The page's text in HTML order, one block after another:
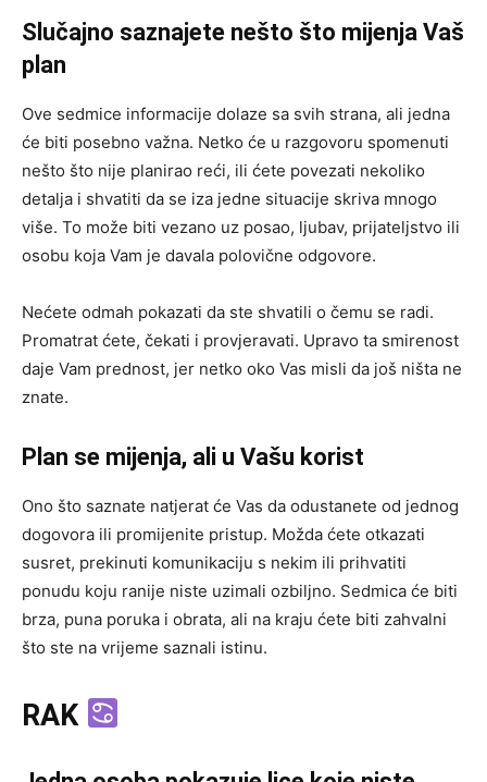
Slučajno saznajete nešto što mijenja Vaš
plan
Ove sedmice informacije dolaze sa svih strana, ali jedna
će biti posebno važna. Netko će u razgovoru spomenuti
nešto što nije planirao reći, ili ćete povezati nekoliko
detalja i shvatiti da se iza jedne situacije skriva mnogo
više. To može biti vezano uz posao, ljubav, prijateljstvo ili
osobu koja Vam je davala polovične odgovore.
Nećete odmah pokazati da ste shvatili o čemu se radi.
Promatrat ćete, čekati i provjeravati. Upravo ta smirenost
daje Vam prednost, jer netko oko Vas misli da još ništa ne
znate.
Plan se mijenja, ali u Vašu korist
Ono što saznate natjerat će Vas da odustanete od jednog
dogovora ili promijenite pristup. Možda ćete otkazati
susret, prekinuti komunikaciju s nekim ili prihvatiti
ponudu koju ranije niste uzimali ozbiljno. Sedmica će biti
brza, puna poruka i obrata, ali na kraju ćete biti zahvalni
što ste na vrijeme saznali istinu.
RAK